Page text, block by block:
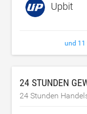
Upbit
und
24 STUNDEN
24 Stunden